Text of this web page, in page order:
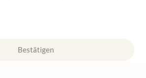
Bestätigen